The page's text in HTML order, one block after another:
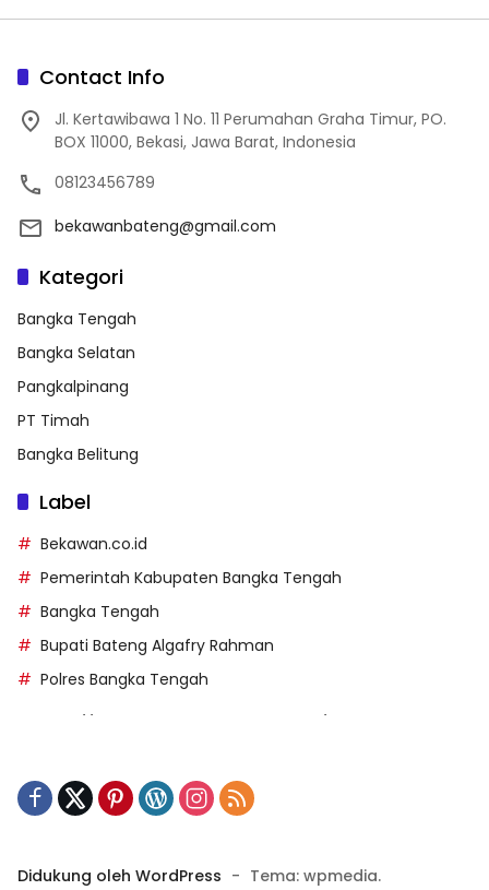
Contact Info
Jl. Kertawibawa 1 No. 11 Perumahan Graha Timur, PO.
BOX 11000, Bekasi, Jawa Barat, Indonesia
08123456789
bekawanbateng@gmail.com
Kategori
Bangka Tengah
Bangka Selatan
Pangkalpinang
PT Timah
Bangka Belitung
Label
Bekawan.co.id
Pemerintah Kabupaten Bangka Tengah
Bangka Tengah
Bupati Bateng Algafry Rahman
Polres Bangka Tengah
https://kecsitim.sitarokab.go.id/
Didukung oleh WordPress - Tema: wpmedia.